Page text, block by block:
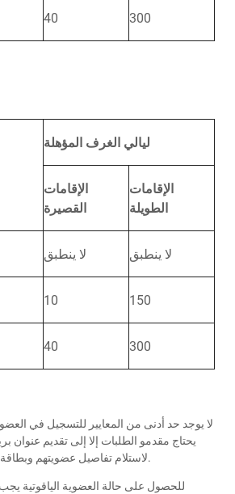
40 300
ليالي الغرف المؤهلة
الإقامات
القصيرة
الإقامات
الطويلة
لا ينطبق لا ينطبق
10 150
40 300
لا يوجد حد أدنى من المعايير للتسجيل في
يحتاج مقدمو الطلبات إلا إلى تقديم عنوان
لاستلام تفاصيل عضويتهم وبطاقة العضوية الرقمية.
للحصول على حالة العضوية الياقوتية